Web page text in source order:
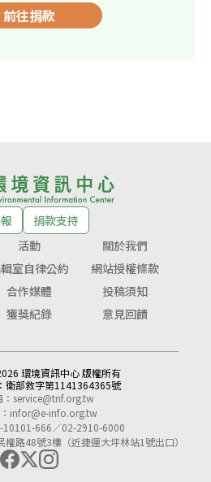
前往捐款
捐款支持
活動
關於我們
室自律公約
網站授權條款
合作媒體
投稿須知
獲獎紀錄 意見回饋
環境資訊中心 版權所有
衛部救字第1141364365號
service@tnf.org.tw
infor@e-info.org.tw
10101-666／02-2910-6000
路48號3樓（近捷運大坪林站1號出口）